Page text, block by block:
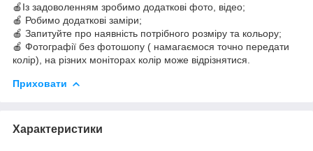
🍎Із задоволенням зробимо додаткові фото, відео;
🍎 Робимо додаткові заміри;
🍎 Запитуйте про наявність потрібного розміру та кольору;
🍎 Фотографії без фотошопу ( намагаємося точно передати
колір), на різних моніторах колір може відрізнятися.
Приховати
Характеристики